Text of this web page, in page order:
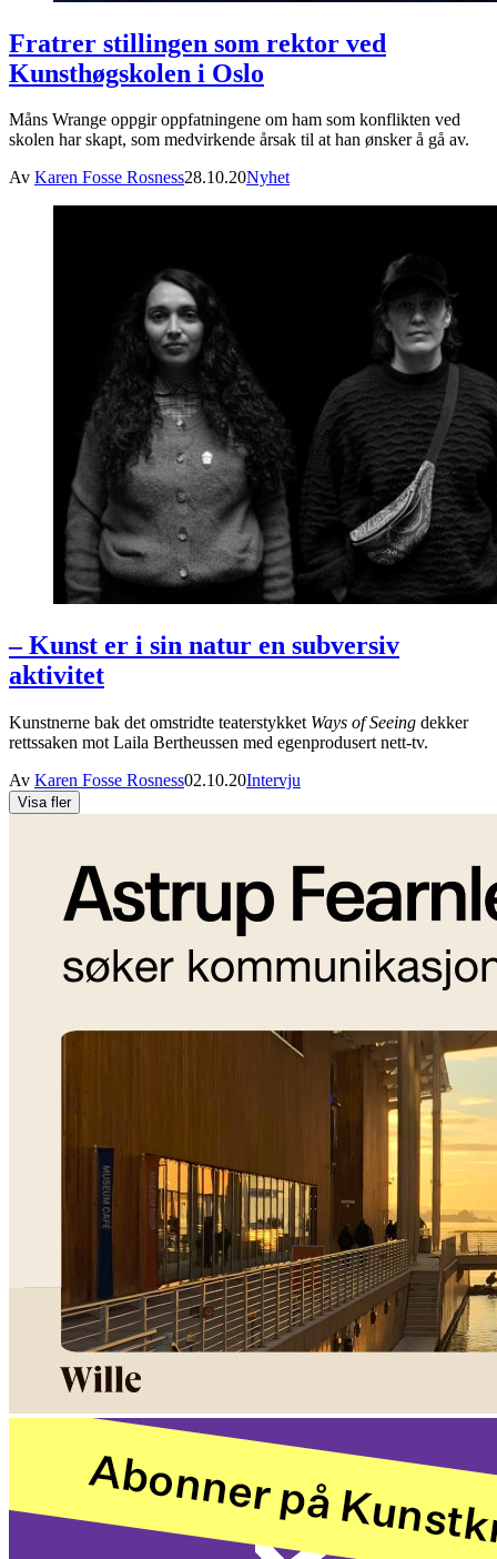
Fratrer stillingen som rektor ved
Kunsthøgskolen i Oslo
Måns Wrange oppgir oppfatningene om ham som konflikten ved
skolen har skapt, som medvirkende årsak til at han ønsker å gå av.
Av Karen Fosse Rosness28.10.20Nyhet
– Kunst er i sin natur en subversiv
aktivitet
Kunstnerne bak det omstridte teaterstykket Ways of Seeing dekker
rettssaken mot Laila Bertheussen med egenprodusert nett-tv.
Av Karen Fosse Rosness02.10.20Intervju
Visa fler